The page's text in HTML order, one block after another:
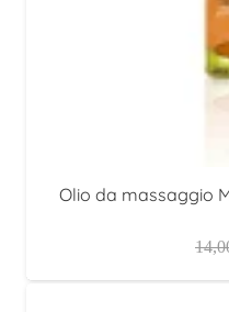
Olio da massaggio